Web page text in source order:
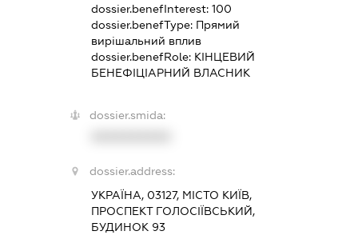
dossier.benefInterest: 100
dossier.benefType: Прямий
вирішальний вплив
dossier.benefRole: КІНЦЕВИЙ
БЕНЕФІЦІАРНИЙ ВЛАСНИК
dossier.smida:
dossier.address:
УКРАЇНА, 03127, МІСТО КИЇВ,
ПРОСПЕКТ ГОЛОСІЇВСЬКИЙ,
БУДИНОК 93